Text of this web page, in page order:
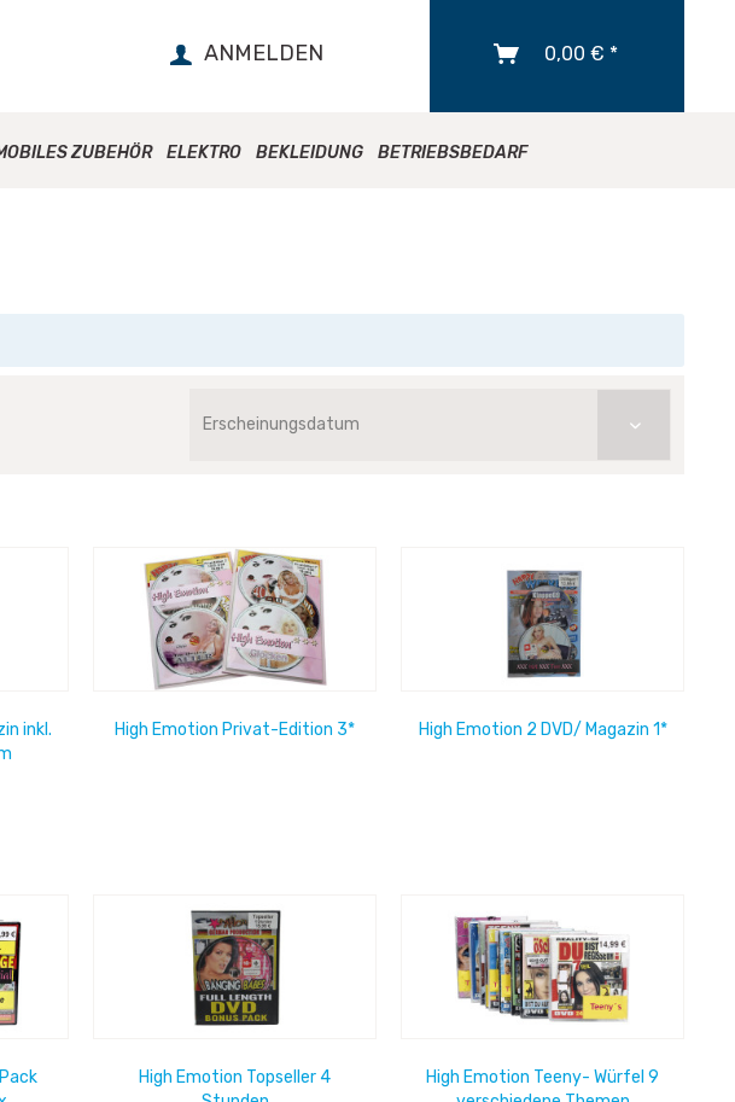
ANMELDEN 0,00 € *
ZUBEHÖR ELEKTRO BEKLEIDUNG BETRIEBSBEDARF
inkl.
High Emotion Privat-Edition 3* High Emotion 2 DVD/ Magazin 1*
High Emotion Topseller 4
High Emotion Teeny- Würfel 9